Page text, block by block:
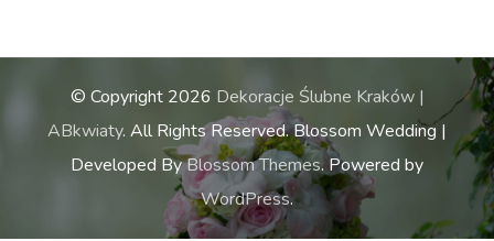
© Copyright 2026 Dekoracje Ślubne Kraków |
ABkwiaty. All Rights Reserved.Blossom Wedding |
Developed ByBlossom Themes. Powered by
WordPress.